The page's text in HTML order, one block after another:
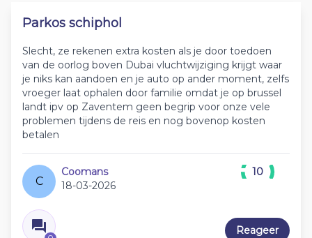
Parkos schiphol
Slecht, ze rekenen extra kosten als je door toedoen
van de oorlog boven Dubai vluchtwijziging krijgt waar
je niks kan aandoen en je auto op ander moment, zelfs
vroeger laat ophalen door familie omdat je op brussel
landt ipv op Zaventem geen begrip voor onze vele
problemen tijdens de reis en nog bovenop kosten
betalen
C
Coomans
18-03-2026
10
Reageer